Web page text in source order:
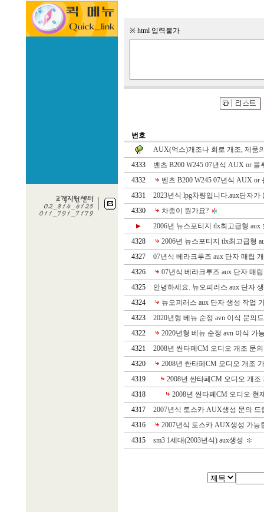
※ html 입력불가
번호
AUX(억스)개조나 회로 개조, 제품
4333
벤츠 B200 W245 07년식 AUX or
4332
벤츠 B200 W245 07년식 AUX
4331
2023년식 lpg차량입니다.aux단자가
4330
차종이 뭔가요?
▶
2006년 뉴스포티지 tlx최고급형
4328
2006년 뉴스포티지 tlx최고급형
4327
07년식 베라크루즈 aux 단자 매립
4326
07년식 베라크루즈 aux 단자 매
4325
안녕하세요. 뉴오피러스 aux 단자
4324
뉴오피러스 aux 단자 생성 작업
4323
2020년형 베뉴 순정 avn 이식 문의
4322
2020년형 베뉴 순정 avn 이식 가
4321
2008년 싼타페CM 오디오 개조 문의
4320
2008년 싼타페CM 오디오 개조
4319
2008년 싼타페CM 오디오 개조
4318
2008년 싼타페CM 오디오 현
4317
2007년식 토스카 AUX생성 문의 드
4316
2007년식 토스카 AUX생성 가능
4315
sm3 1세대(2003년식) aux생성